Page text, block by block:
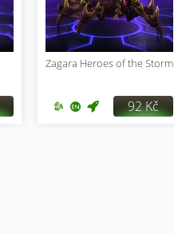
Zagara Heroes of the Storm
92 Kč